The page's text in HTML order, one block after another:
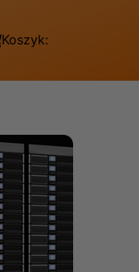
Koszyk: